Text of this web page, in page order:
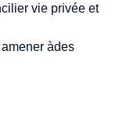
vie privée et
àdes